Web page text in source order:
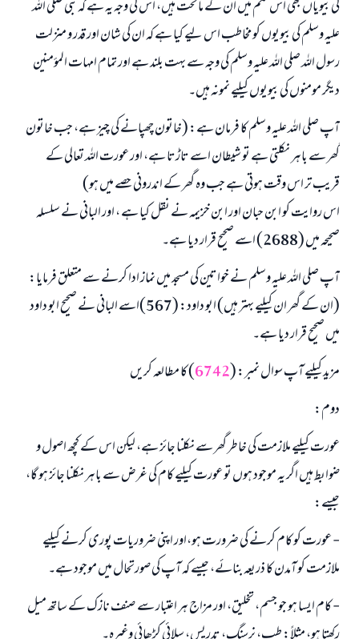
کی بیویاں بھی اس حکم میں ان کے ماتحت ہیں، اس کی وجہ یہ ہے کہ نبی صلی اللہ
علیہ وسلم کی بیویوں کو مخاطب اس لیے کیا ہے کہ ان کی شان اور قدر و منزلت
رسول اللہ صلی اللہ علیہ وسلم کی وجہ سے بہت بلند ہے اور تمام امہات المؤمنین
دیگر مومنوں کی بیویوں کیلیے نمونہ ہیں۔
آپ صلی اللہ علیہ وسلم کا فرمان ہے: (خاتون چھپانے کی چیز ہے، جب خاتون
گھر سے باہر نکلتی ہے تو شیطان اسے تاڑتا ہے، اور عورت اللہ تعالی کے
قریب تر اس وقت ہوتی ہے جب وہ گھر کے اندرونی حصے میں ہو)
اس روایت کو ابن حبان اور ابن خزیمہ نے نقل کیا ہے ، اور البانی نے سلسلہ
صحیحہ میں (2688) اسے صحیح قرار دیا ہے۔
آپ صلی اللہ علیہ وسلم نے خواتین کی مسجد میں نماز ادا کرنے سے متعلق فرمایا:
(ان کے گھر ان کیلیے بہتر ہیں) ابو داود: (567)اسے البانی نے صحیح ابو داود
میں صحیح قرار دیا ہے۔
مزید کیلیے آپ سوال نمبر: (6742) کا مطالعہ کریں
دوم:
عورت کیلیے ملازمت کی خاطر گھر سے نکلنا جائز ہے، لیکن اس کے کچھ اصول و
ضوابط ہیں اگر یہ موجود ہوں تو عورت کیلیے کام کی غرض سے باہر نکلنا جائز ہو گا،
جیسے:
- عورت کو کام کرنے کی ضرورت ہو،اور اپنی ضروریات پوری کرنے کیلیے
ملازمت کو آمدن کا ذریعہ بنائے، جیسے کہ آپ کی صورتحال میں موجود ہے۔
- کام ایسا ہو جو جسم، تخلیق، اور مزاج ہر اعتبار سے صنف نازک کے ساتھ میل